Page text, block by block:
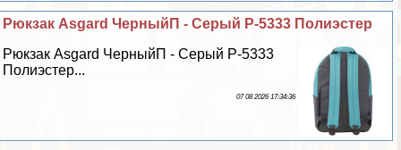
Рюкзак Asgard ЧерныйП - Серый Р-5333 Полиэстер
Рюкзак Asgard ЧерныйП - Серый Р-5333
Полиэстер...
07 08 2026 17:34:36